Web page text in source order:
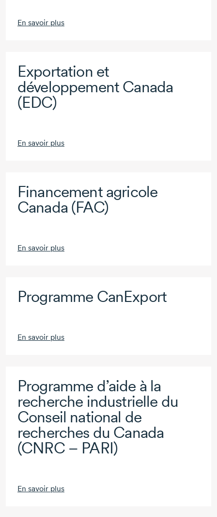
En savoir plus
Exportation et
développement Canada
(EDC)
En savoir plus
Financement agricole
Canada (FAC)
En savoir plus
Programme CanExport
En savoir plus
Programme d’aide à la
recherche industrielle du
Conseil national de
recherches du Canada
(CNRC – PARI)
En savoir plus